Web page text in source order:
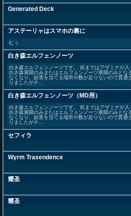
Generated Deck
アステーリャはスマホの裏に
むぅ
白き森エルフェンノーツ
白き森エルフェンノーツです。 前まではアザミナが入
白き森展開のみまたはエルフェンノーツ展開のみとな
なくなり、妨害を当てる場所や数が足りないので貫通
りましたがチ...
白き森エルフェンノーツ（MD用）
白き森エルフェンノーツです。 前まではアザミナが入
白き森展開のみまたはエルフェンノーツ展開のみとな
なくなり、妨害を当てる場所や数が足りないので貫通
りましたがチ...
セフィラ
Wyrm Trasendence
耀圣
耀圣